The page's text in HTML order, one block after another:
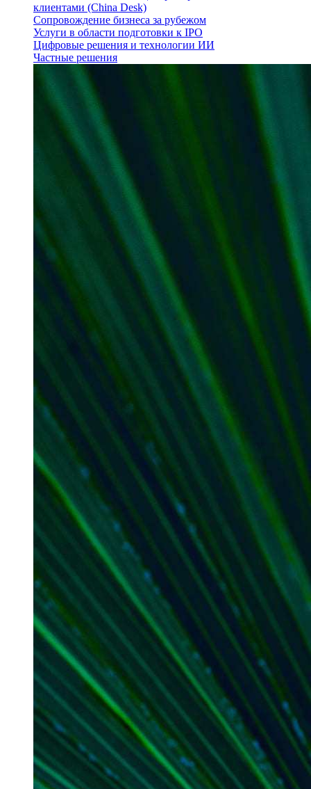
клиентами (China Desk)
Сопровождение бизнеса за рубежом
Услуги в области подготовки к IPO
Цифровые решения и технологии ИИ
Частные решения